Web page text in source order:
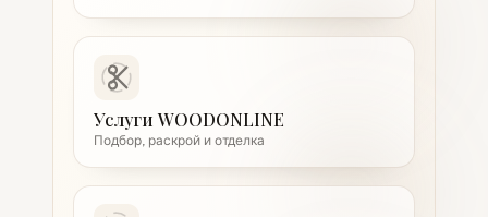
Услуги WOODONLINE
Подбор, раскрой и отделка